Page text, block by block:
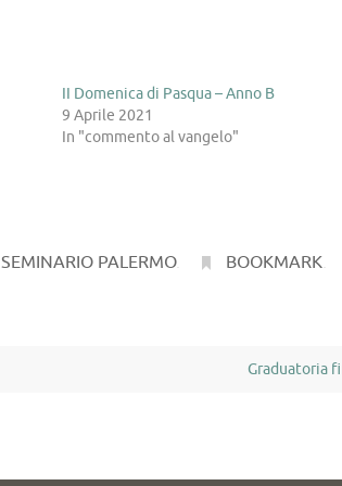
II Domenica di Pasqua – Anno B
9 Aprile 2021
In "commento al vangelo"
SEMINARIO PALERMO. BOOKMARK
Graduatoria